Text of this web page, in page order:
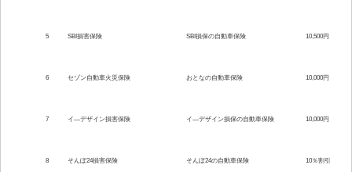
5 SBI損害保険 SBI損保の自動車保険 10,500円
6 セゾン自動車火災保険 おとなの自動車保険 10,000円
7 イ―デザイン損害保険 イ―デザイン損保の自動車保険 10,000円
8 そんぽ24損害保険 そんぽ24の自動車保険 10％割引